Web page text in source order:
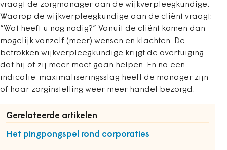
vraagt de zorgmanager aan de wijkverpleegkundige.
Waarop de wijkverpleegkundige aan de cliënt vraagt:
“Wat heeft u nog nodig?” Vanuit de cliënt komen dan
mogelijk vanzelf (meer) wensen en klachten. De
betrokken wijkverpleegkundige krijgt de overtuiging
dat hij of zij meer moet gaan helpen. En na een
indicatie-maximaliseringsslag heeft de manager zijn
of haar zorginstelling weer meer handel bezorgd.
Gerelateerde artikelen
Het pingpongspel rond corporaties